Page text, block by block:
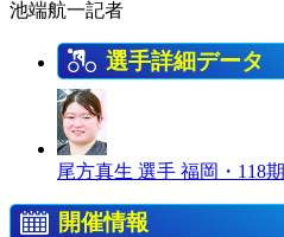
池端航一記者
選手詳細データ
尾方真生 選手 福岡・118期
開催情報